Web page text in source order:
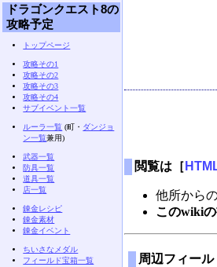
閲覧は［
他所から
このwiki
周辺フィー
ドラゴンクエスト8の
攻略予定
トップページ
攻略その1
攻略その2
攻略その3
攻略その4
サブイベント一覧
ルーラ一覧 (町・ ダンジョ
ン一覧兼用)
武器一覧
防具一覧
道具一覧
店一覧
錬金レシピ
錬金素材
錬金イベント
ちいさなメダル
フィールド宝箱一覧